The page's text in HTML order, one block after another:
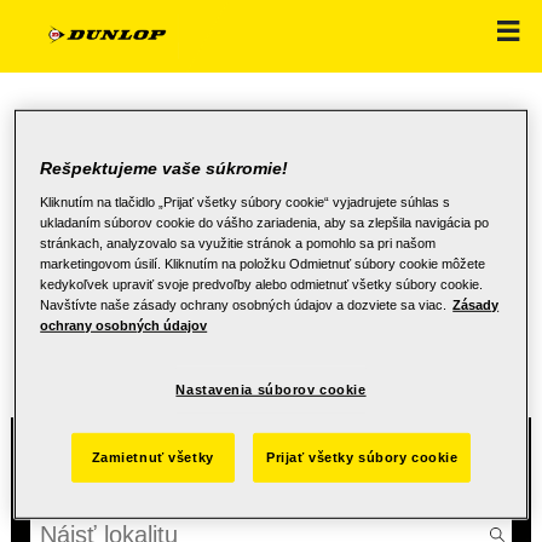
NÁJSŤ PREDAJCU
Vaša lokalita
Rešpektujeme vaše súkromie!
Kliknutím na tlačidlo „Prijať všetky súbory cookie“ vyjadrujete súhlas s
ukladaním súborov cookie do vášho zariadenia, aby sa zlepšila navigácia po
stránkach, analyzovalo sa využitie stránok a pomohlo sa pri našom
marketingovom úsilí. Kliknutím na položku Odmietnuť súbory cookie môžete
kedykoľvek upraviť svoje predvoľby alebo odmietnuť všetky súbory cookie.
Navštívte naše zásady ochrany osobných údajov a dozviete sa viac. Zásady
ochrany osobných údajov
Nastavenia súborov cookie
Zamietnuť všetky Prijať všetky súbory cookie